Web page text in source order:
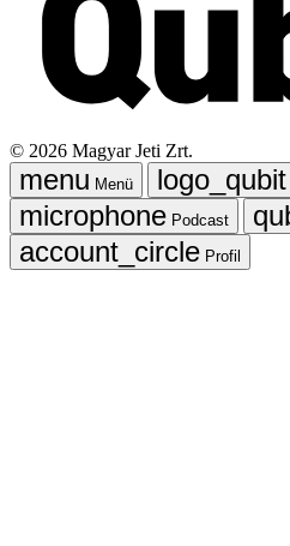
© 2026 Magyar Jeti Zrt.
Menü
Podcast
Profil